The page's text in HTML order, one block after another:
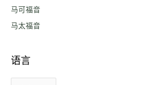
马可福音
马太福音
语言